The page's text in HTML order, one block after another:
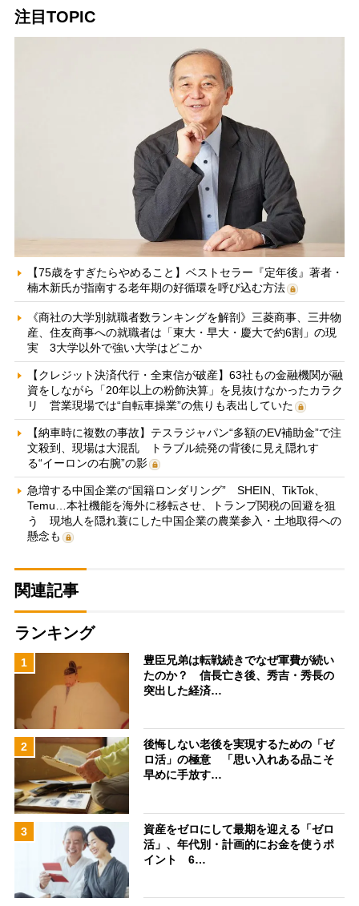
注目TOPIC
【75歳をすぎたらやめること】ベストセラー『定年後』著者・
楠木新氏が指南する老年期の好循環を呼び込む方法
《商社の大学別就職者数ランキングを解剖》三菱商事、三井物
産、住友商事への就職者は「東大・早大・慶大で約6割」の現
実 3大学以外で強い大学はどこか
【クレジット決済代行・全東信が破産】63社もの金融機関が融
資をしながら「20年以上の粉飾決算」を見抜けなかったカラク
リ 営業現場では“自転車操業”の焦りも表出していた
【納車時に複数の事故】テスラジャパン“多額のEV補助金”で注
文殺到、現場は大混乱 トラブル続発の背後に見え隠れす
る“イーロンの右腕”の影
急増する中国企業の“国籍ロンダリング” SHEIN、TikTok、
Temu…本社機能を海外に移転させ、トランプ関税の回避を狙
う 現地人を隠れ蓑にした中国企業の農業参入・土地取得への
懸念も
関連記事
ランキング
1
豊臣兄弟は転戦続きでなぜ軍費が続い
たのか？ 信長亡き後、秀吉・秀長の
突出した経済…
2
後悔しない老後を実現するための「ゼ
ロ活」の極意 「思い入れある品こそ
早めに手放す…
3
資産をゼロにして最期を迎える「ゼロ
活」、年代別・計画的にお金を使うポ
イント 6…